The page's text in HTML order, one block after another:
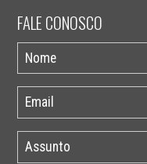
FALE CONOSCO